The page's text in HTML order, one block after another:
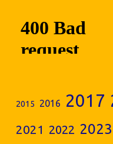
2015 2016 2017
2021 2022 2023